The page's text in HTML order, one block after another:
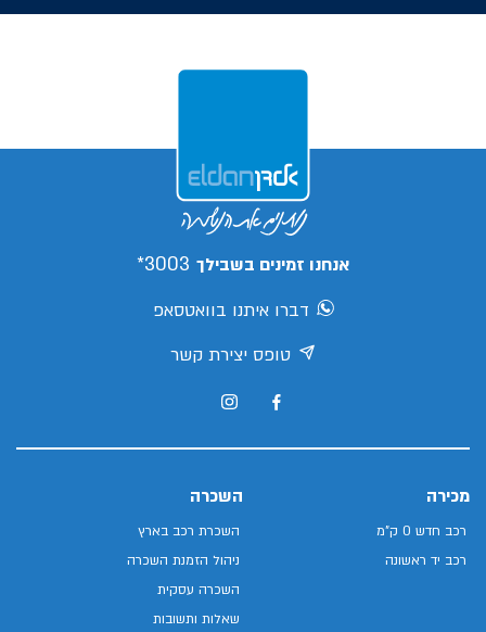
אנחנו זמינים בשבילך 3003*
דברו איתנו בוואטסאפ
טופס יצירת קשר
מכירה
רכב חדש 0 ק"מ
רכב יד ראשונה
השכרה
השכרת רכב בארץ
ניהול הזמנת השכרה
השכרה עסקית
שאלות ותשובות